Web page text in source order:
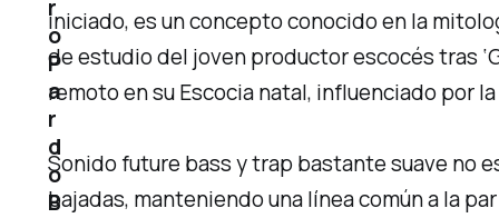
iniciado, es un concepto conocido en la
de estudio del joven productor escocés tras
remoto en su Escocia natal, influenciado por
Sonido future bass y trap bastante suave no
bajadas, manteniendo una línea común a la
r
o
P
a
r
d
o
B